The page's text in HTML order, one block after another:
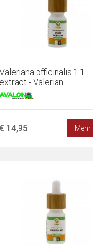
Valeriana officinalis 1:1
extract - Valerian
€ 14,95 Mehr